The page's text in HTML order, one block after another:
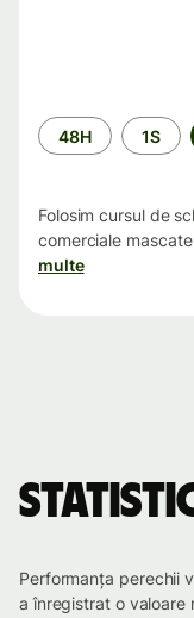
Perioada
48H 1S
Folosim cursul de
comerciale
multe
Performanța perechii
a înregistrat o valoare